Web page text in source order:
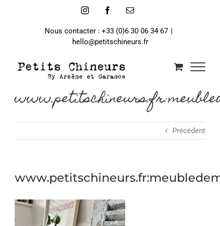
InstagramFacebookEmail
Nous contacter : +33 (0)6 30 06 34 67 |
hello@petitschineurs.fr
Précédent